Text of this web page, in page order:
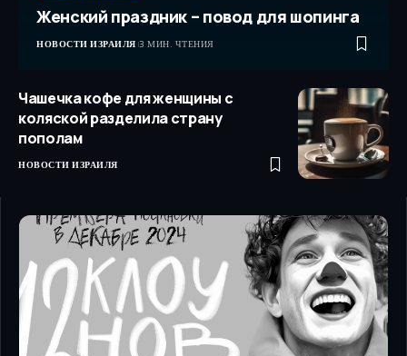
Женский праздник – повод для шопинга
НОВОСТИ ИЗРАИЛЯ 3 МИН. ЧТЕНИЯ
Чашечка кофе для женщины с
коляской разделила страну
пополам
НОВОСТИ ИЗРАИЛЯ